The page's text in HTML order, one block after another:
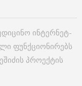
ინტერნეტ-
ფუნქციონირებს
პროექტის